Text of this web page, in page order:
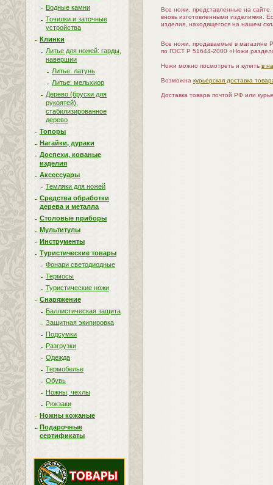
Водные камни
Точилки и заточные
устройства
Клинки
Литье для ножей: гарды,
навершии
Литье: латунь
Литье: мельхиор
Дерево (бруски для
рукоятей),
стабилизированное
дерево
Топоры
Нагайки, дураки
Доспехи, кованые
изделия
Аксессуары
Темляки для ножей
Средства обработки
дерева и металла
Столовые приборы
Мультитулы
Инструменты
Туристические товары
Фонари светодиодные
Термосы
Туристические ножи
Снаряжение
Баллистическая защита
Защитная экипировка
Подсумки
Разгрузки
Одежда
Термобелье
Обувь
Ножны, чехлы
Рюкзаки
Ножны кожаные
Подарочные
сертификаты
Все ножи, представленные на
вновь изготовленными изделиями.
изделия, находящегося на нашем
Все ножи, продаваемые в магазине
по ГОСТ Р 51644-2000 «Ножи
Ножи можно посмотреть и купить в
Возможна курьерская доставка
Доставка товара почтой РФ или